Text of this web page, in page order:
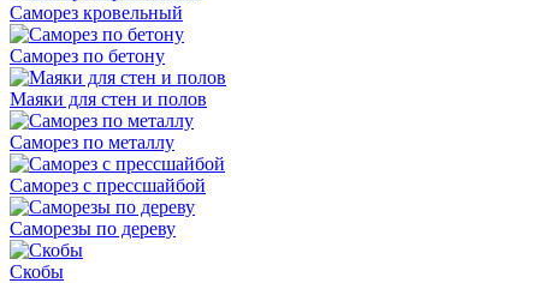
Саморез кровельный
Саморез по бетону
Маяки для стен и полов
Саморез по металлу
Саморез с прессшайбой
Саморезы по дереву
Скобы